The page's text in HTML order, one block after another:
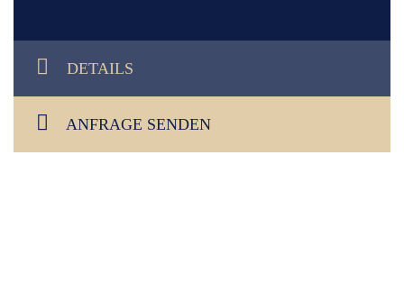
DETAILS
ANFRAGE SENDEN